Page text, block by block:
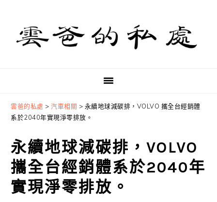
primary
navigation
content
primary
sidebar
雲爸的私處 >汽車相關 > 永續地球減碳排，VOLVO 攜全台經銷體
系於2040年實現淨零排放。
永續地球減碳排，VOLVO
攜全台經銷體系於2040年
實現淨零排放。